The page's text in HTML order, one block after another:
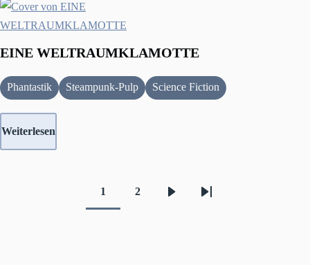
EINE WELTRAUMKLAMOTTE
Phantastik Steampunk-Pulp Science Fiction
Weiterlesen
Seitennummerierung
1 2
Nächste Letzte